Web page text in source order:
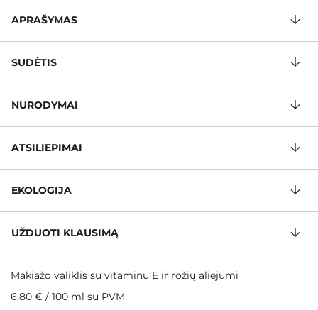
APRAŠYMAS
SUDĖTIS
NURODYMAI
ATSILIEPIMAI
EKOLOGIJA
UŽDUOTI KLAUSIMĄ
Makiažo valiklis su vitaminu E ir rožių aliejumi
6,80 € / 100 ml su PVM